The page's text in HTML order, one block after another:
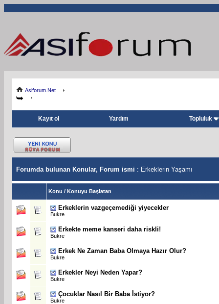
Asiforum.Net
Kayıt ol Yardım Topluluk
Forumda bulunan Konular, Forum ismi : Erkeklerin Yaşamı
Konu / Konuyu Başlatan
Erkeklerin vazgeçemediği yiyecekler
Bukre
Erkekte meme kanseri daha riskli!
Bukre
Erkek Ne Zaman Baba Olmaya Hazır Olur?
Bukre
Erkekler Neyi Neden Yapar?
Bukre
Çocuklar Nasıl Bir Baba İstiyor?
Bukre